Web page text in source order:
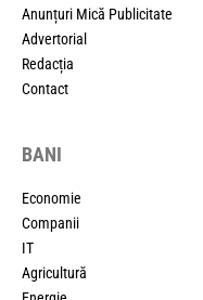
Anunțuri Mică Publicitate
Advertorial
Redacția
Contact
BANI
Economie
Companii
IT
Agricultură